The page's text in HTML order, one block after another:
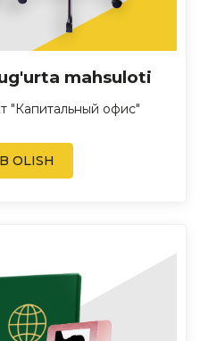
mahsuloti
"Капитальный офис"
OLISH